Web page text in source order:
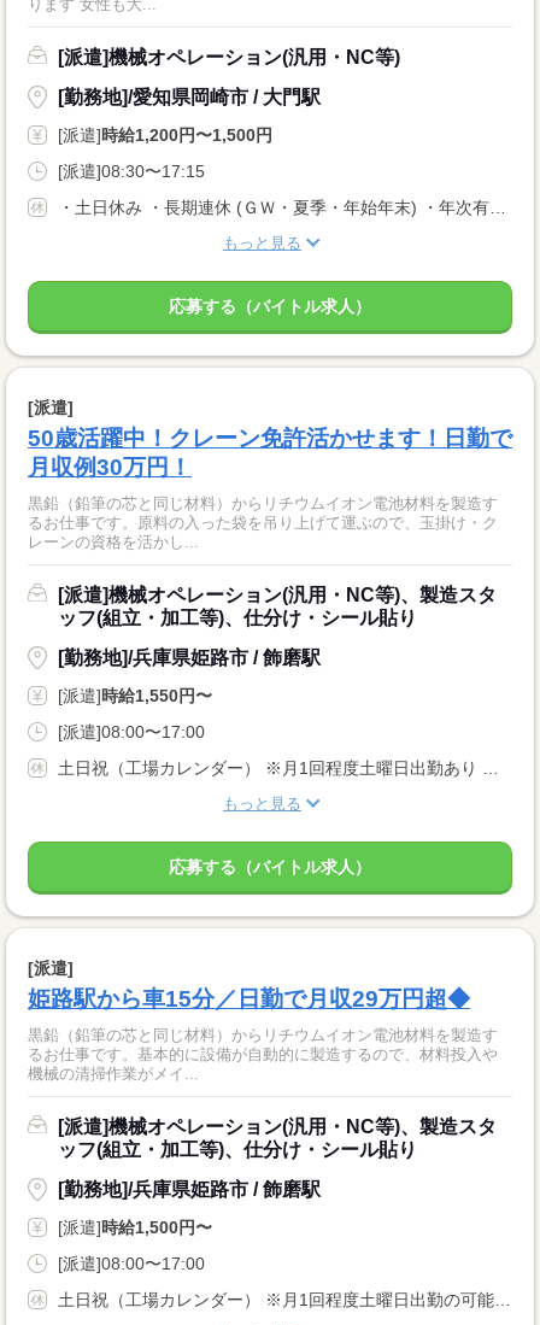
ります 女性も大...
[派遣]機械オペレーション(汎用・NC等)
[勤務地]/愛知県岡崎市 / 大門駅
[派遣]時給1,200円〜1,500円
[派遣]08:30〜17:15
・土日休み ・長期連休 (ＧＷ・夏季・年始年末) ・年次有給休暇
もっと見る
応募する（バイトル求人）
[派遣]
50歳活躍中！クレーン免許活かせます！日勤で
月収例30万円！
黒鉛（鉛筆の芯と同じ材料）からリチウムイオン電池材料を製造す
るお仕事です。原料の入った袋を吊り上げて運ぶので、玉掛け・ク
レーンの資格を活かし...
[派遣]機械オペレーション(汎用・NC等)、製造スタ
ッフ(組立・加工等)、仕分け・シール貼り
[勤務地]/兵庫県姫路市 / 飾磨駅
[派遣]時給1,550円〜
[派遣]08:00〜17:00
土日祝（工場カレンダー） ※月1回程度土曜日出勤あり ★年末年始・GW・夏季休暇あり
もっと見る
応募する（バイトル求人）
[派遣]
姫路駅から車15分／日勤で月収29万円超◆
黒鉛（鉛筆の芯と同じ材料）からリチウムイオン電池材料を製造す
るお仕事です。基本的に設備が自動的に製造するので、材料投入や
機械の清掃作業がメイ...
[派遣]機械オペレーション(汎用・NC等)、製造スタ
ッフ(組立・加工等)、仕分け・シール貼り
[勤務地]/兵庫県姫路市 / 飾磨駅
[派遣]時給1,500円〜
[派遣]08:00〜17:00
土日祝（工場カレンダー） ※月1回程度土曜日出勤の可能性あり ★年末年始・GW・夏季休暇あり